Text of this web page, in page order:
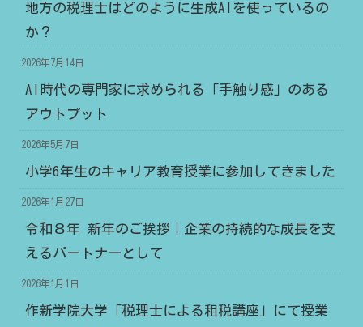
地方の税理士はどのように生成AIを使っているの
か？
2026年7月14日
AI時代の専門家に求められる「手触り感」のある
アウトプット
2026年5月7日
小学6年生のキャリア教育授業に参加してきました
2026年1月27日
令和８年 新年のご挨拶｜企業の持続的な成長を支
えるパートナーとして
2026年1月1日
作新学院大学「税理士による租税講座」にて授業